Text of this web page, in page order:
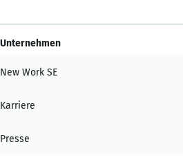
Unternehmen
New Work SE
Karriere
Presse